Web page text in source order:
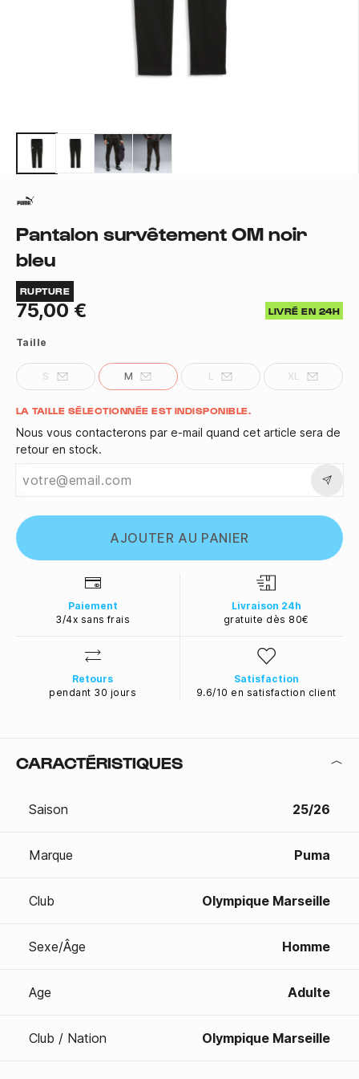
Pantalon survêtement OM noir
bleu
RUPTURE
75,00 € LIVRÉ EN 24H
Taille
S M L XL
Quantité
LA TAILLE SÉLECTIONNÉE EST INDISPONIBLE.
Nous vous contacterons par e-mail quand cet article sera de
retour en stock.
AJOUTER AU PANIER
Paiement
3/4x sans frais
Livraison 24h
gratuite dès 80€
Retours
pendant 30 jours
Satisfaction
9.6/10 en satisfaction client
CARACTÉRISTIQUES
Saison 25/26
Marque Puma
Club Olympique Marseille
Sexe/Âge Homme
Age Adulte
Club / Nation Olympique Marseille